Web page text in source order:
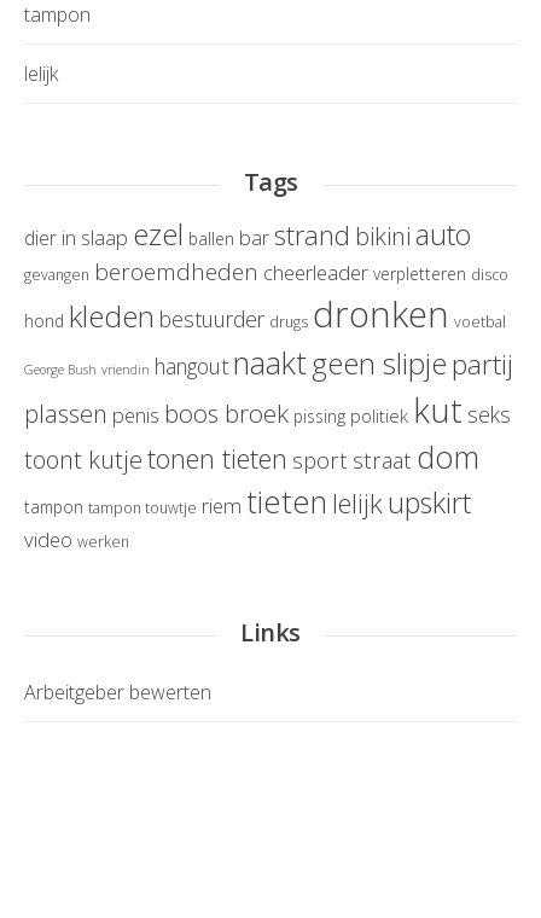
tampon
lelijk
Tags
dier in slaap ezel ballen bar strand bikiniauto
gevangen beroemdheden cheerleader verpletteren disco
hond kleden bestuurder drugs dronken voetbal
George Bush vriendin hangout naaktgeen slipjepartij
plassen penis boos broek pissing politiek kut seks
toont kutjetonen tieten sport straat dom
tampon tampon touwtje riem tieten lelijkupskirt
video werken
Links
Arbeitgeber bewerten